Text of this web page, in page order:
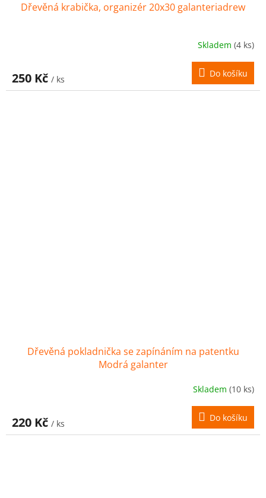
Dřevěná krabička, organizér 20x30 galanteriadrew
Skladem (4 ks)
250 Kč / ks
Do košíku
Dřevěná pokladnička se zapínáním na patentku
Modrá galanter
Skladem (10 ks)
220 Kč / ks
Do košíku